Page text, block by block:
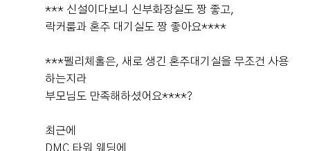
수 있다는 점도 만족스러웠습니다. 그리고 개인적으로 정
말 만족했던 부분이 바로 5중주 연주였습니다. 서비스로
주는 웅장한 분위기 덕분에 예식의 분위기가 한층 더 고급
스럽고 특별하게 느껴졌습니다. 하객분들도 음악이 너무
좋았다는 이야기를 많이 해주셔서 더욱 만족스러웠어요. ​
계약했고, 실제 참석 인원은 210명 정도였습니다. 예상 인
원과 크게 차이 나지 않아 준비하기도 수월했고, 정산 과정
기다렸어요 ​ 시식 날짜는 나중에 전화로 정해주시면 원하
식사 시간과 겹치지 않아야해서 아침 10:30에 진행한다 하
더라구요 ​ 도착해서 이름 말하고 기다리고 있으면 시간이
되어서 드디어 입장! ​ 일찍가도 먼저 못 들어가고 시간이 되
다 ㅎㅎ ​ 요렇게 인원에 맞게 테이블도 미리 세팅해주셔요
2026-07-29
*** 신설이다보니 신부화장실도 짱 좋고,
락커룸과 혼주 대기실도 짱 좋아요****
***펠리체홀은, 새로 생긴 혼주대기실을 무조건 사용
하는지라
부모님도 만족해하셨어요****?
최근에
DMC 타워 웨딩에